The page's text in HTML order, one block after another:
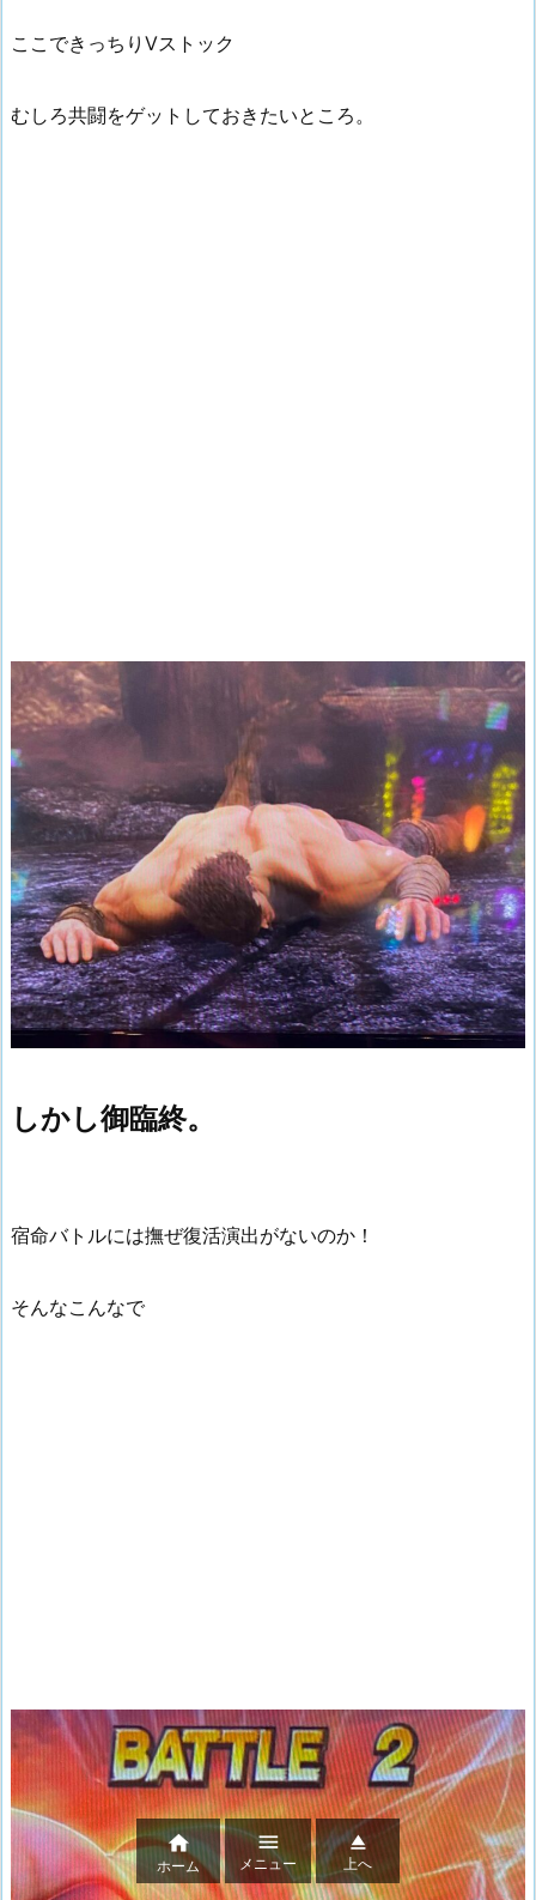
ここできっちりVストック
むしろ共闘をゲットしておきたいところ。
しかし御臨終。
宿命バトルには撫ぜ復活演出がないのか！
そんなこんなで

ホーム

メニュー

上へ